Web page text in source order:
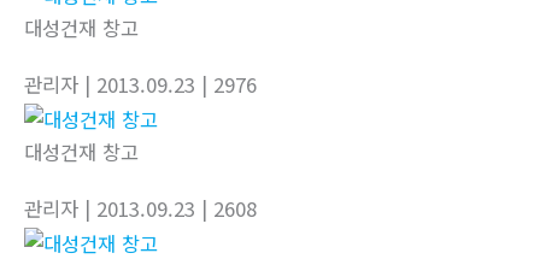
대성건재 창고
관리자 | 2013.09.23 | 2976
대성건재 창고
관리자 | 2013.09.23 | 2608